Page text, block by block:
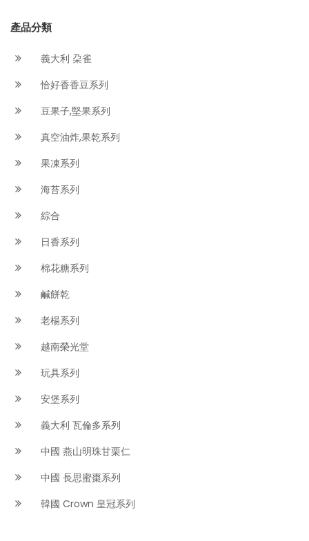
產品分類
義大利 朶雀
恰好香香豆系列
豆果子,堅果系列
真空油炸,果乾系列
果凍系列
海苔系列
綜合
日香系列
棉花糖系列
鹹餅乾
老楊系列
越南榮光堂
玩具系列
安堡系列
義大利 瓦倫多系列
中國 燕山明珠甘栗仁
中國 長思蜜棗系列
韓國 Crown 皇冠系列